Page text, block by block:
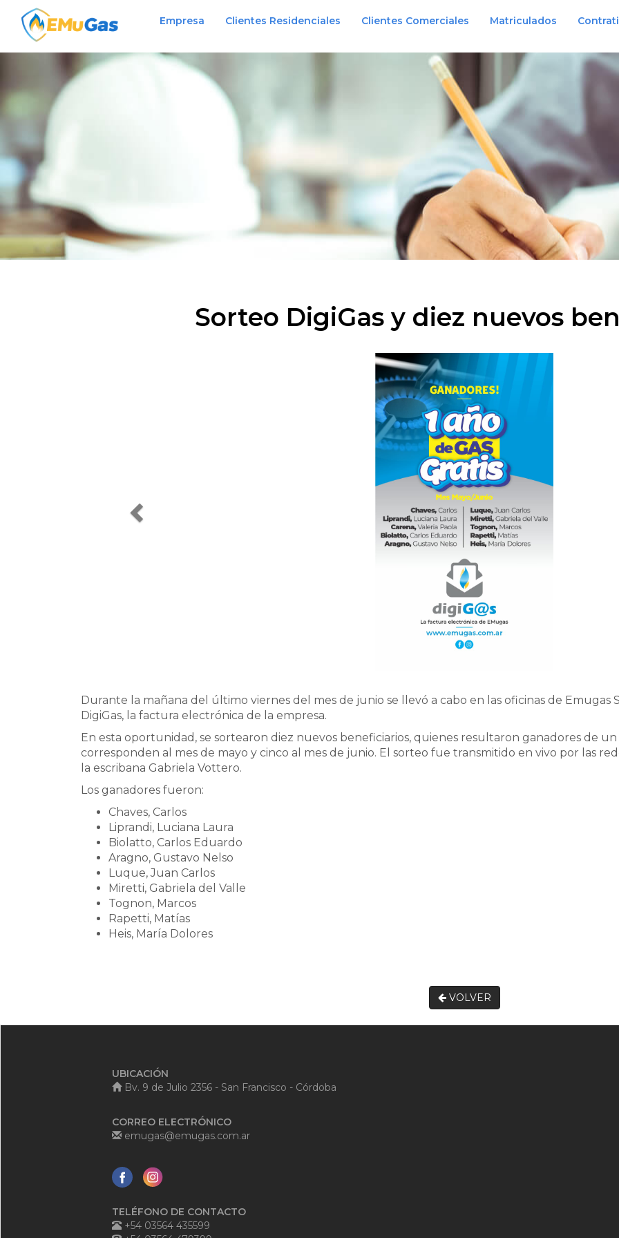
Empresa Clientes Residenciales Clientes Comerciales Matriculados
Sorteo DigiGas y diez nuevos
Durante la mañana del último viernes del mes de junio se llevó a cabo en las oficinas de
DigiGas, la factura electrónica de la empresa.
En esta oportunidad, se sortearon diez nuevos beneficiarios, quienes resultaron ganadores de un
corresponden al mes de mayo y cinco al mes de junio. El sorteo fue transmitido en vivo por las
la escribana Gabriela Vottero.
Los ganadores fueron:
Chaves, Carlos
Liprandi, Luciana Laura
Biolatto, Carlos Eduardo
Aragno, Gustavo Nelso
Luque, Juan Carlos
Miretti, Gabriela del Valle
Tognon, Marcos
Rapetti, Matías
Heis, María Dolores
VOLVER
UBICACIÓN
Bv. 9 de Julio 2356 - San Francisco - Córdoba
CORREO ELECTRÓNICO
emugas@emugas.com.ar
TELÉFONO DE CONTACTO
+54 03564 435599